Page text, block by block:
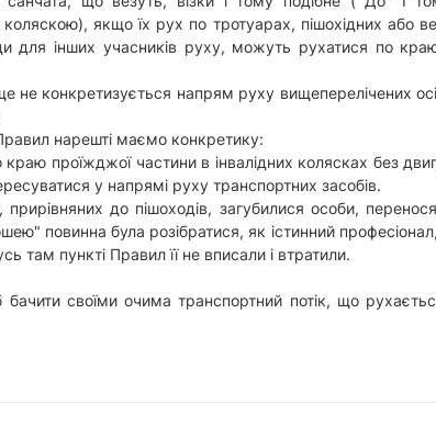
якщо їх рух по тротуарах, пішохідних або
для інших учасників руху, можуть рухатися по
конкретизується напрям руху вищеперелічених
нарешті маємо конкретику:
проїжджої частини в інвалідних колясках без
у напрямі руху транспортних засобів.
до пішоходів, загубилися особи,
повинна була розібратися, як істинний
там пункті Правил її не вписали і втратили.
своїми очима транспортний потік, що